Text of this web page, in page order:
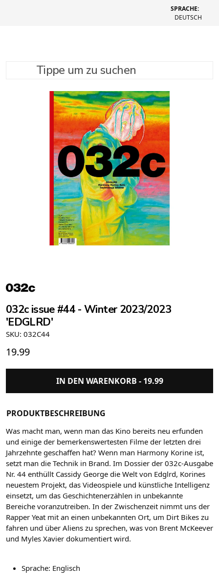
SPRACHE:
DEUTSCH
Tippe um zu suchen
032c issue #44 - Winter 2023/2023
'EDGLRD'
SKU: 032C44
19.99
IN DEN WARENKORB - 19.99
PRODUKTBESCHREIBUNG
Was macht man, wenn man das Kino bereits neu erfunden
und einige der bemerkenswertesten Filme der letzten drei
Jahrzehnte geschaffen hat? Wenn man Harmony Korine ist,
setzt man die Technik in Brand. Im Dossier der 032c-Ausgabe
Nr. 44 enthüllt Cassidy George die Welt von Edglrd, Korines
neuestem Projekt, das Videospiele und künstliche Intelligenz
einsetzt, um das Geschichtenerzählen in unbekannte
Bereiche voranzutreiben. In der Zwischenzeit nimmt uns der
Rapper Yeat mit an einen unbekannten Ort, um Dirt Bikes zu
fahren und über Aliens zu sprechen, was von Brent McKeever
und Myles Xavier dokumentiert wird.
Sprache: Englisch